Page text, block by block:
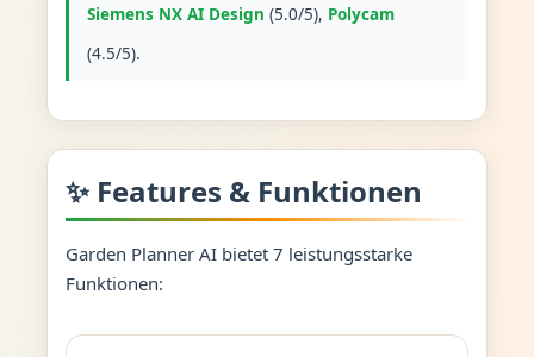
Siemens NX AI Design (5.0/5), Polycam
(4.5/5).
✨ Features & Funktionen
Garden Planner AI bietet 7 leistungsstarke
Funktionen: